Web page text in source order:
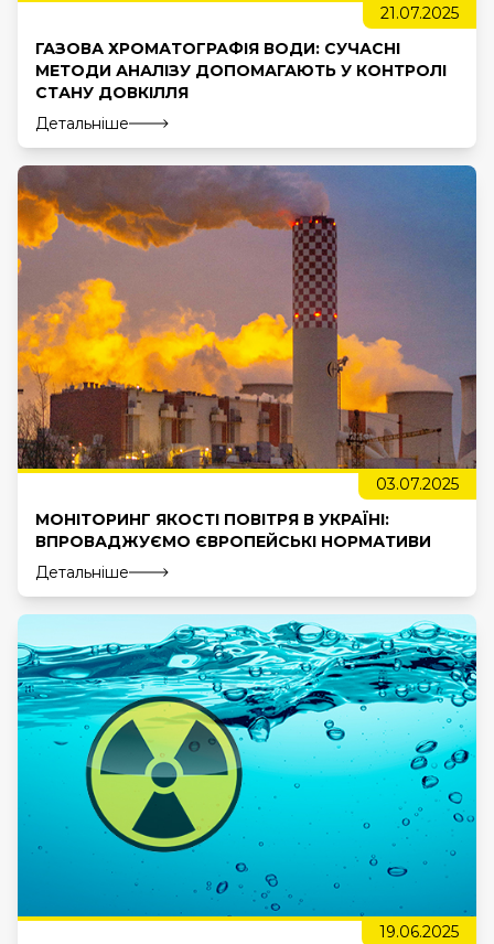
21.07.2025
ГАЗОВА ХРОМАТОГРАФІЯ ВОДИ: СУЧАСНІ
МЕТОДИ АНАЛІЗУ ДОПОМАГАЮТЬ У КОНТРОЛІ
СТАНУ ДОВКІЛЛЯ
Детальніше
03.07.2025
МОНІТОРИНГ ЯКОСТІ ПОВІТРЯ В УКРАЇНІ:
ВПРОВАДЖУЄМО ЄВРОПЕЙСЬКІ НОРМАТИВИ
Детальніше
19.06.2025